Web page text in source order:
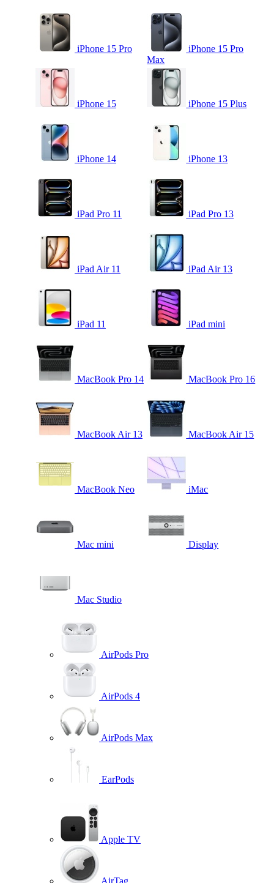
iPhone 15 Pro
iPhone 15 Pro
Max
iPhone 15 iPhone 15 Plus
iPhone 14 iPhone 13
iPad Pro 11 iPad Pro 13
iPad Air 11 iPad Air 13
iPad 11 iPad mini
MacBook Pro 14 MacBook Pro 16
MacBook Air 13 MacBook Air 15
MacBook Neo iMac
Mac mini Display
Mac Studio
AirPods Pro
AirPods 4
AirPods Max
EarPods
Apple TV